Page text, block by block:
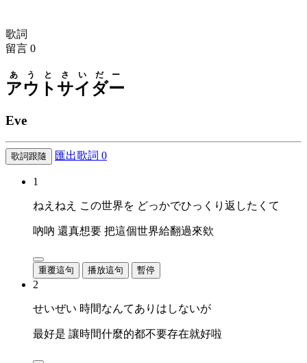
歌詞
留言 0
アウトサイダー
あうとさいだー
Eve
歌詞跟隨 匯出歌詞 0
1
ねえねえ この世界を どっかでひっくり返したくて
吶吶 還真想要 把這個世界給翻過來欸
重覆這句 播放這句 暫停
2
せいぜい 時間なんてありはしないが
最好是 讓時間什麼的都不要存在就好啦